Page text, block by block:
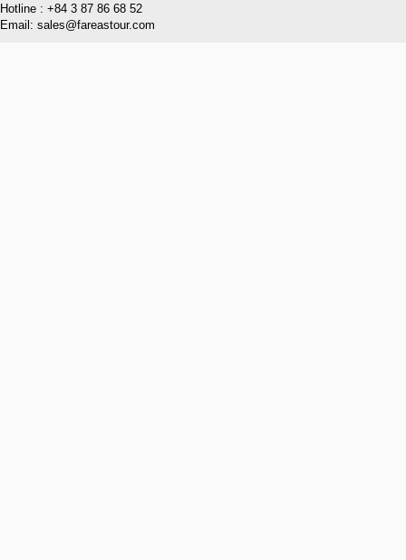
Hotline : +84 3 87 86 68 52
Email: sales@fareastour.com